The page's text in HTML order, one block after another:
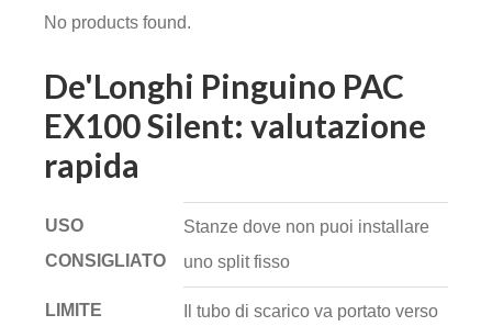
No products found.
De'Longhi Pinguino PAC
EX100 Silent: valutazione
rapida
USO
CONSIGLIATO
Stanze dove non puoi installare
uno split fisso
LIMITE
Il tubo di scarico va portato verso